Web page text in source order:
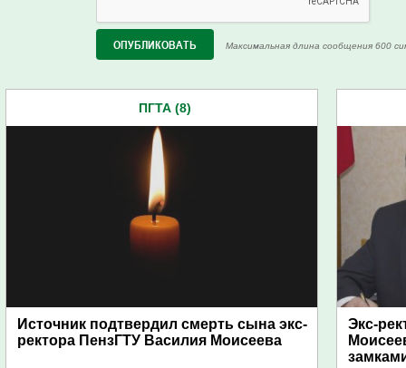
Максимальная длина сообщения 600
ПГТА (8)
Источник подтвердил смерть сына экс-
ректора ПензГТУ Василия Моисеева
Экс-